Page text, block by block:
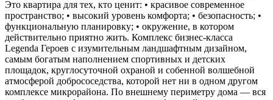
Это квартира для тех, кто ценит: • красивое современное
пространство; • высокий уровень комфорта; • безопасность; •
функциональную планировку; • окружение, в котором
действительно приятно жить. Комплекс бизнес-класса
Legenda Героев с изумительным ландшафтным дизайном,
самым богатым наполнением спортивных и детских
площадок, круглосуточной охраной и собенной волшебной
атмосферой добрососедства, которой нет ни в одном другом
комплексе микрорайона. По внешнему периметру дома — вся